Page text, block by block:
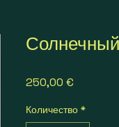
250,00 €
Количество *